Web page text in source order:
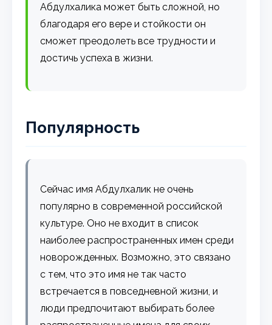
Абдулхалика может быть сложной, но
благодаря его вере и стойкости он
сможет преодолеть все трудности и
достичь успеха в жизни.
Популярность
Сейчас имя Абдулхалик не очень
популярно в современной российской
культуре. Оно не входит в список
наиболее распространенных имен среди
новорожденных. Возможно, это связано
с тем, что это имя не так часто
встречается в повседневной жизни, и
люди предпочитают выбирать более